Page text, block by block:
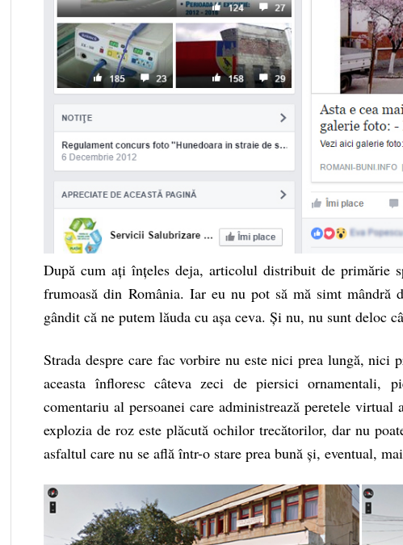
După cum ați înțeles deja, articolul distribuit de primărie
frumoasă din România. Iar eu nu pot să mă simt mândră
gândit că ne putem lăuda cu așa ceva. Și nu, nu sunt deloc
Strada despre care fac vorbire nu este nici prea lungă, nici
aceasta înfloresc câteva zeci de piersici ornamentali,
comentariu al persoanei care administrează peretele
explozia de roz este plăcută ochilor trecătorilor, dar nu
asfaltul care nu se află într-o stare prea bună și, eventual,